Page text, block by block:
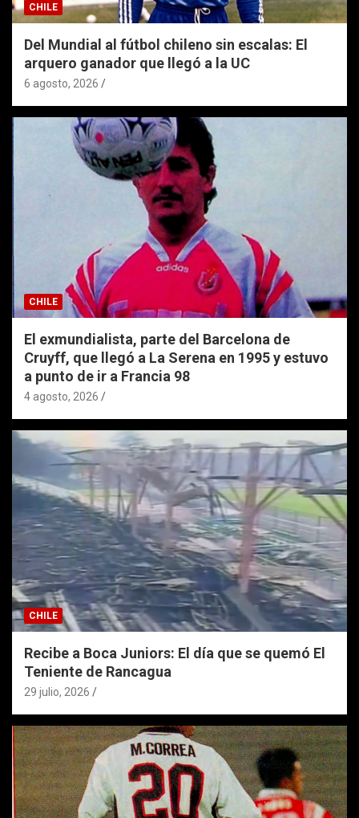
CHILE
Del Mundial al fútbol chileno sin escalas: El
arquero ganador que llegó a la UC
6 agosto, 2026
CHILE
El exmundialista, parte del Barcelona de
Cruyff, que llegó a La Serena en 1995 y estuvo
a punto de ir a Francia 98
4 agosto, 2026
CHILE
Recibe a Boca Juniors: El día que se quemó El
Teniente de Rancagua
29 julio, 2026